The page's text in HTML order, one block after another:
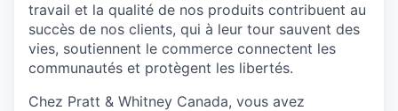
travail et la qualité de nos produits contribuent au
succès de nos clients, qui à leur tour sauvent des
vies, soutiennent le commerce connectent les
communautés et protègent les libertés.
Chez Pratt & Whitney Canada, vous avez